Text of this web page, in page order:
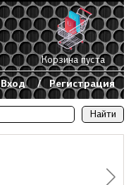
Вход / Регистрация
Корзина пуста